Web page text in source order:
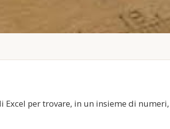
per trovare, in un insieme di